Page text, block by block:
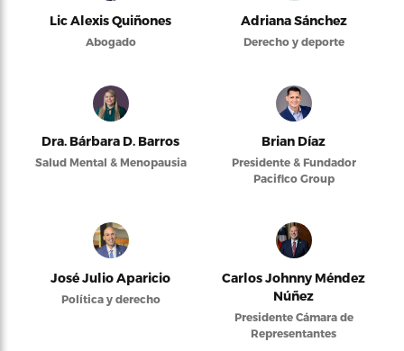
Lic Alexis Quiñones
Abogado
Adriana Sánchez
Derecho y deporte
Dra. Bárbara D. Barros
Salud Mental & Menopausia
Brian Díaz
Presidente & Fundador
Pacifico Group
José Julio Aparicio
Política y derecho
Carlos Johnny Méndez
Núñez
Presidente Cámara de
Representantes